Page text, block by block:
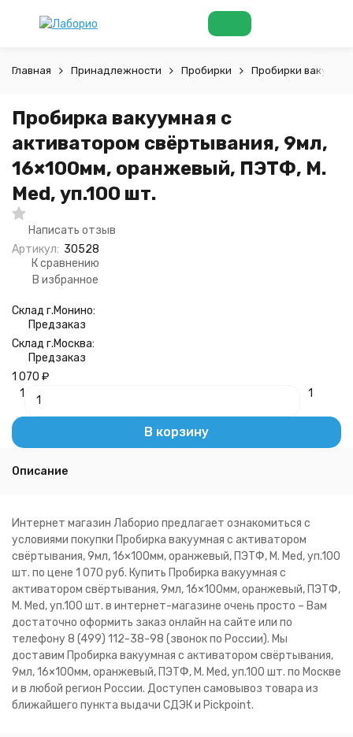
Главная Принадлежности Пробирки Пробирки
Пробирка вакуумная с
активатором свёртывания, 9мл,
16×100мм, оранжевый, ПЭТФ, M.
Med, уп.100 шт.
Написать отзыв
Артикул: 30528
К сравнению
В избранное
Склад г.Монино:
Предзаказ
Склад г.Москва:
Предзаказ
1 070 ₽
1
1
В корзину
Описание
Интернет магазин Лаборио предлагает ознакомиться с
условиями покупки Пробирка вакуумная с активатором
свёртывания, 9мл, 16×100мм, оранжевый, ПЭТФ, M. Med, уп.100
шт. по цене 1 070 руб. Купить Пробирка вакуумная с
активатором свёртывания, 9мл, 16×100мм, оранжевый, ПЭТФ,
M. Med, уп.100 шт. в интернет-магазине очень просто – Вам
достаточно оформить заказ онлайн на сайте или по
телефону 8 (499) 112-38-98 (звонок по России). Мы
доставим Пробирка вакуумная с активатором свёртывания,
9мл, 16×100мм, оранжевый, ПЭТФ, M. Med, уп.100 шт. по Москве
и в любой регион России. Доступен самовывоз товара из
ближайшего пункта выдачи СДЭК и Pickpoint.